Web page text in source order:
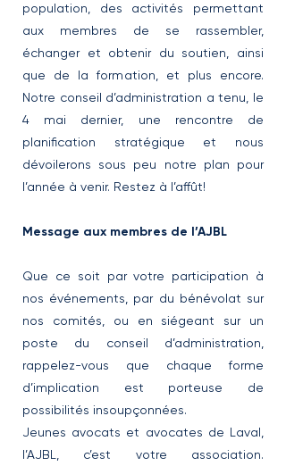
population, des activités permettant
aux membres de se rassembler,
échanger et obtenir du soutien, ainsi
que de la formation, et plus encore.
Notre conseil d’administration a tenu, le
4 mai dernier, une rencontre de
planification stratégique et nous
dévoilerons sous peu notre plan pour
l’année à venir. Restez à l’affût!
Message aux membres de l’AJBL
Que ce soit par votre participation à
nos événements, par du bénévolat sur
nos comités, ou en siégeant sur un
poste du conseil d’administration,
rappelez-vous que chaque forme
d’implication est porteuse de
possibilités insoupçonnées.
Jeunes avocats et avocates de Laval,
l’AJBL, c’est votre association.